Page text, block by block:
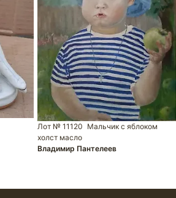
Лот № 11120 Мальчик с яблоком
холст масло
Владимир Пантелеев